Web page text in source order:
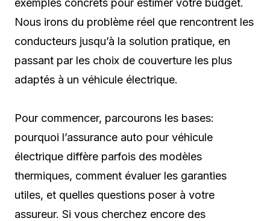
Nous irons du problème réel que rencontrent les
conducteurs jusqu’à la solution pratique, en
passant par les choix de couverture les plus
adaptés à un véhicule électrique.
Pour commencer, parcourons les bases:
pourquoi l’assurance auto pour véhicule
électrique diffère parfois des modèles
thermiques, comment évaluer les garanties
utiles, et quelles questions poser à votre
assureur. Si vous cherchez encore des